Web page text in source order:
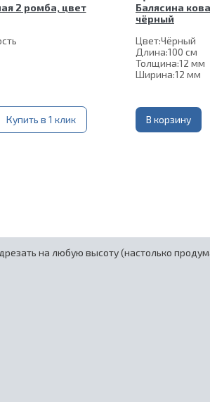
2 ромба, цвет
Цвет слоновая
кость
Купить в 1 клик
Балясина
чёрный
Цвет:Чёрный
Длина:100 см
Толщина:12 мм
Ширина:12 мм
Верхнее
В корзину
на любую высоту (настолько